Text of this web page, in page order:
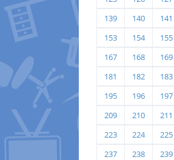
139
140 141
153
154 155
167
168 169
181
182 183
195
196 197
209
210 211
223
224 225
237
238 239